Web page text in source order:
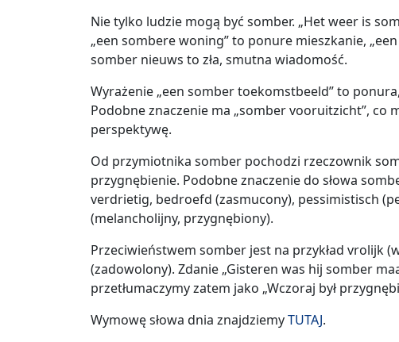
Nie tylko ludzie mogą być somber. „Het weer is
„een sombere woning” to ponure mieszkanie,
somber nieuws to zła, smutna wiadomość.
Wyrażenie „een somber toekomstbeeld” to
Podobne znaczenie ma „somber vooruitzicht”, co
perspektywę.
Od przymiotnika somber pochodzi rzeczownik
przygnębienie. Podobne znaczenie do słowa
verdrietig, bedroefd (zasmucony), pessimistisch
(melancholijny, przygnębiony).
Przeciwieństwem somber jest na przykład vrolijk
(zadowolony). Zdanie „Gisteren was hij somber
przetłumaczymy zatem jako „Wczoraj był
Wymowę słowa dnia znajdziemyTUTAJ.